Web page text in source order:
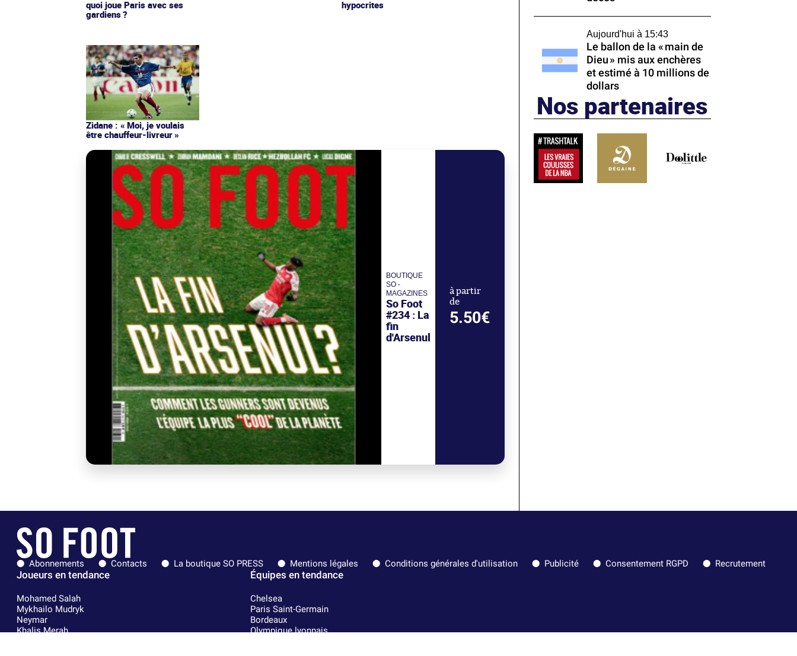
quoi joue Paris avec ses
gardiens ?
hypocrites
Zidane : « Moi, je voulais
être chauffeur-livreur »
BOUTIQUE
SO -
MAGAZINES
So Foot
#234 : La
fin
d'Arsenul
à partir
de
5.50€
Aujourd'hui à 15:43
Le ballon de la « main de
Dieu » mis aux enchères
et estimé à 10 millions de
dollars
Nos partenaires
Abonnements Contacts La boutique SO PRESS Mentions légales Conditions générales d'utilisation Publicité Consentement RGPD Recrutement
Joueurs en tendance
Mohamed Salah
Mykhailo Mudryk
Neymar
Khalis Merah
Équipes en tendance
Chelsea
Paris Saint-Germain
Bordeaux
Olympique lyonnais